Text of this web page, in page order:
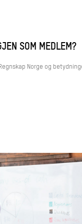
SOM MEDLEM?
Norge og